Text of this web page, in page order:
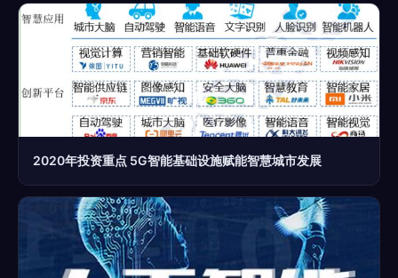
2020年投资重点 5G智能基础设施赋能智慧城市发展